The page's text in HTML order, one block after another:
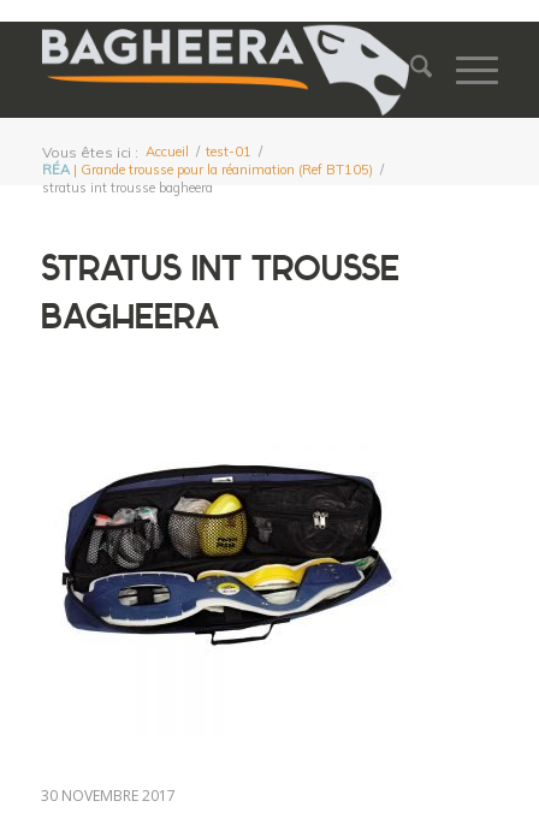
Vous êtes ici : Accueil / test-01 /
RÉA| Grande trousse pour la réanimation (Ref BT105) /
stratus int trousse bagheera
STRATUS INT TROUSSE
BAGHEERA
30 NOVEMBRE 2017